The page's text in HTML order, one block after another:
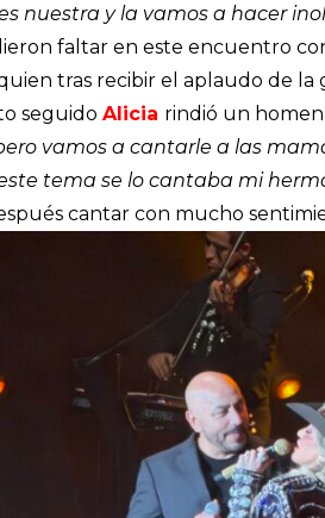
nuestra y la vamos a hacer
faltar en este encuentro
tras recibir el aplaudo de la
seguido Alicia rindió un
vamos a cantarle a las
tema se lo cantaba mi
cantar con mucho